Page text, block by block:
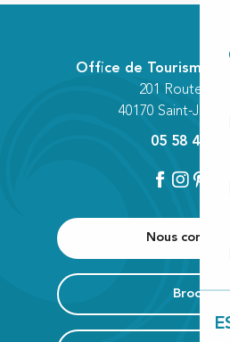
Nous
Brochure
Office de Tourisme
201 Route des
40170 Saint-
05 58 42 89